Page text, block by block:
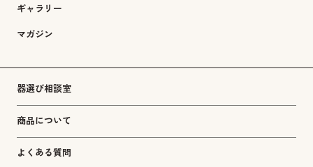
ギャラリー
マガジン
器選び相談室
商品について
よくある質問